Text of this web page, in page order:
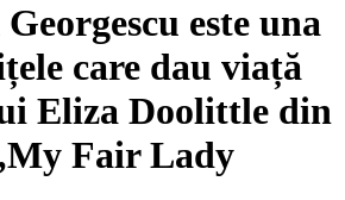
este una
care dau viață
Eliza Doolittle din
Fair Lady